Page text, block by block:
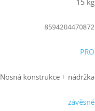
15 kg
8594204470872
PRO
Nosná konstrukce + nádržka
závěsné